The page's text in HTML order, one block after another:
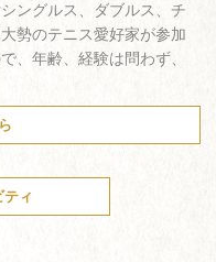
ングルス、ダブルス、チ
勢のテニス愛好家が参加
、年齢、経験は問わず、
ィ